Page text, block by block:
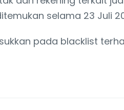
selama 23 Juli
pada blacklist